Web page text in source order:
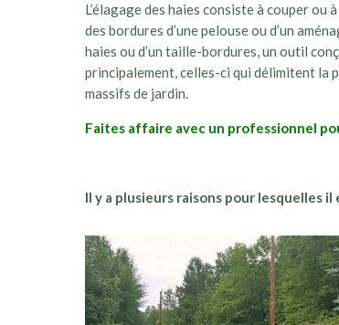
L’élagage des haies consiste à couper
des bordures d’une pelouse ou d’un
haies ou d’un taille-bordures, un outil
principalement, celles-ci qui délimitent la
massifs de jardin.
Faites affaire avec un professionnel
Il y a plusieurs raisons pour lesquelles